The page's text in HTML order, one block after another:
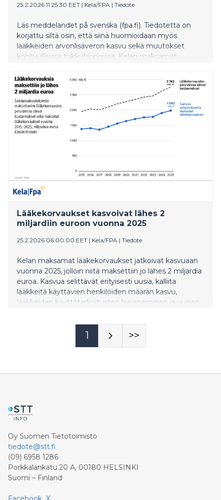
25.2.2026 11:25:30 EET | Kela/FPA | Tiedote
Läs meddelandet på svenska (fpa.fi). Tiedotetta on
korjattu siltä osin, että siinä huomioidaan myös
lääkkeiden arvonlisäveron kasvu sekä muutokset
kohtuullisissa tukkuhinnoissa. Kelan maksamat
jolloin niitä maksettiin jo lähes 2 miljardia euroa. Kasvua
selittävät erityisesti uusia, kalliita lääkkeitä käyttävien
henkilöiden määrän kasvu, lääkkeiden
käyttötarkoitusten laajeneminen ja uusien lääkkeiden
tulo korvausjärjestelmään sekä vuoden 2025 osalta
lääkkeiden alvin nosto. Kustannusten kasvua hillitsevät
lääkkeiden hintakilpailu, edullisempien biologisten
Lääkekorvaukset kasvoivat lähes 2
miljardiin euroon vuonna 2025
25.2.2026 06:00:00 EET | Kela/FPA | Tiedote
Kelan maksamat lääkekorvaukset jatkoivat kasvuaan
vuonna 2025, jolloin niitä maksettiin jo lähes 2 miljardia
euroa. Kasvua selittävät erityisesti uusia, kalliita
lääkkeitä käyttävien henkilöiden määrän kasvu,
lääkkeiden käyttötarkoitusten laajeneminen ja uusien
kasvua hillitsevät lääkkeiden hintakilpailu,
edullisempien biologisten lääkkeiden käyttöönotto ja
1 >>
Oy Suomen Tietotoimisto
tiedote@stt.fi
(09) 6958 1286
Porkkalankatu 20 A, 00180 HELSINKI
Suomi – Finland